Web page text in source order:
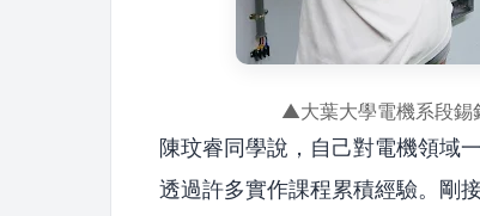
▲大葉大學電機系段錫
陳玟睿同學說，自己對電機領域
透過許多實作課程累積經驗。剛